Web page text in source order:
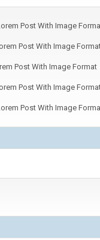
Post With Image
Post With Image
Post With Image Format
Post With Image
Post With Image